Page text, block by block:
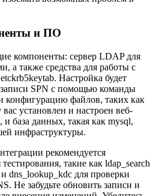
и ПО
компоненты: сервер LDAP для
а также средства для работы с
Настройка будет
записи SPN с помощью команды
конфигурацию файлов, таких как
установлен и настроен веб-
и база данных, такая как mysql,
инфраструктуры.
рекомендуется
такие как ldap_search
dns_lookup_kdc для проверки
Не забудьте обновить записи и